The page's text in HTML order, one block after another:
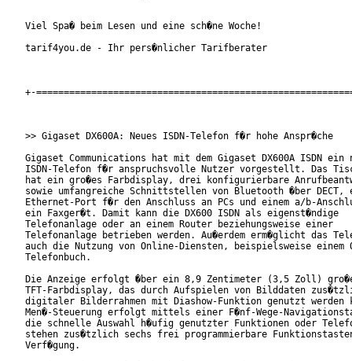
Viel Spa� beim Lesen und eine sch�ne Woche!
tarif4you.de - Ihr pers�nlicher Tarifberater
+-
>> Gigaset DX600A: Neues ISDN-Telefon f�r hohe Anspr�che
Gigaset Communications hat mit dem Gigaset DX600A ISDN ein
ISDN-Telefon f�r anspruchsvolle Nutzer vorgestellt. Das
hat ein gro�es Farbdisplay, drei konfigurierbare
sowie umfangreiche Schnittstellen von Bluetooth �ber DECT,
Ethernet-Port f�r den Anschluss an PCs und einem a/b-
ein Faxger�t. Damit kann die DX600 ISDN als eigenst�ndige
Telefonanlage oder an einem Router beziehungsweise einer
Telefonanlage betrieben werden. Au�erdem erm�glicht das
auch die Nutzung von Online-Diensten, beispielsweise einem
Telefonbuch.
Die Anzeige erfolgt �ber ein 8,9 Zentimeter (3,5 Zoll)
TFT-Farbdisplay, das durch Aufspielen von Bilddaten
digitaler Bilderrahmen mit Diashow-Funktion genutzt werden
Men�-Steuerung erfolgt mittels einer F�nf-Wege-
die schnelle Auswahl h�ufig genutzter Funktionen oder
stehen zus�tzlich sechs frei programmierbare
Verf�gung.